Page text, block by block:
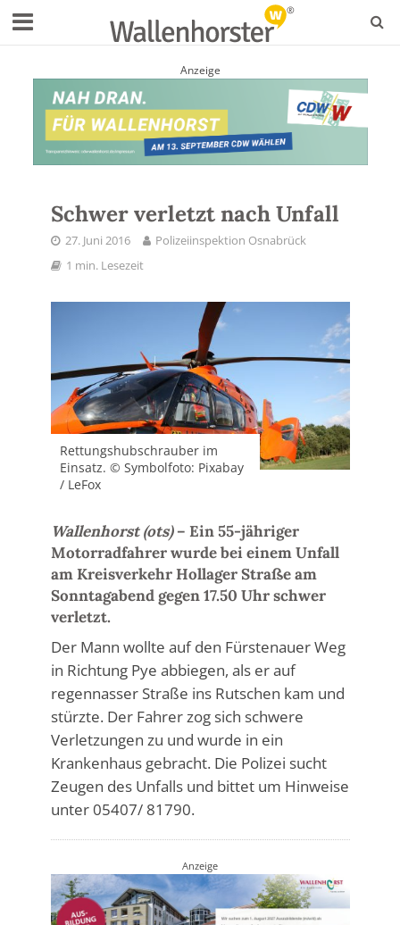
Anzeige
Schwer verletzt nach Unfall
27. Juni 2016
Polizeiinspektion Osnabrück
1 min. Lesezeit
Rettungshubschrauber im
Einsatz. © Symbolfoto: Pixabay
/ LeFox
Wallenhorst (ots)– Ein 55-jähriger
Motorradfahrer wurde bei einem Unfall
am Kreisverkehr Hollager Straße am
Sonntagabend gegen 17.50 Uhr schwer
verletzt.
Der Mann wollte auf den Fürstenauer Weg
in Richtung Pye abbiegen, als er auf
regennasser Straße ins Rutschen kam und
stürzte. Der Fahrer zog sich schwere
Verletzungen zu und wurde in ein
Krankenhaus gebracht. Die Polizei sucht
Zeugen des Unfalls und bittet um Hinweise
unter 05407/ 81790.
Anzeige